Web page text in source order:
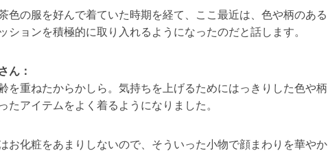
色の服を好んで着ていた時期を経て、ここ最近は、色や柄のある
ションを積極的に取り入れるようになったのだと話します。
ん：
を重ねたからかしら。気持ちを上げるためにはっきりした色や柄
たアイテムをよく着るようになりました。
お化粧をあまりしないので、そういった小物で顔まわりを華やか